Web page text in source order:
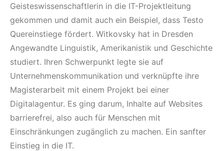
Geisteswissenschaftlerin in die IT-Projektleitung
gekommen und damit auch ein Beispiel, dass Testo
Quereinstiege fördert. Witkovsky hat in Dresden
Angewandte Linguistik, Amerikanistik und Geschichte
studiert. Ihren Schwerpunkt legte sie auf
Unternehmenskommunikation und verknüpfte ihre
Magisterarbeit mit einem Projekt bei einer
Digitalagentur. Es ging darum, Inhalte auf Websites
barrierefrei, also auch für Menschen mit
Einschränkungen zugänglich zu machen. Ein sanfter
Einstieg in die IT.